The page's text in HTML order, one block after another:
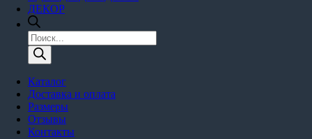
ДЕКОР
Поиск
товаров
Каталог
Доставка и оплата
Размеры
Отзывы
Контакты